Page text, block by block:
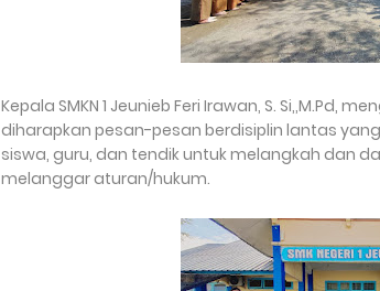
Kepala SMKN 1 Jeunieb Feri Irawan, S. Si,,M.Pd,
diharapkan pesan-pesan berdisiplin lantas
siswa, guru, dan tendik untuk melangkah dan
melanggar aturan/hukum.